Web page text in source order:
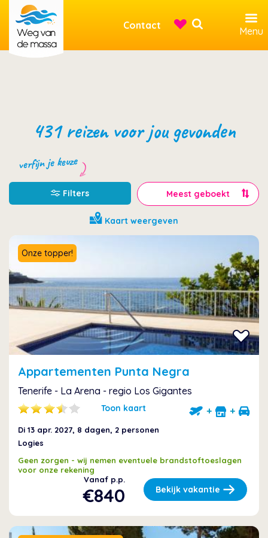
Contact Menu
431 reizen voor jou gevonden
verfijn je keuze
Filters
Kaart weergeven
Onze topper!
Appartementen Punta Negra
Tenerife - La Arena - regio Los Gigantes
Toon kaart + +
Di 13 apr. 2027, 8 dagen, 2 personen
Logies
Geen zorgen - wij nemen eventuele brandstoftoeslagen
voor onze rekening
Vanaf p.p.
€840 Bekijk vakantie